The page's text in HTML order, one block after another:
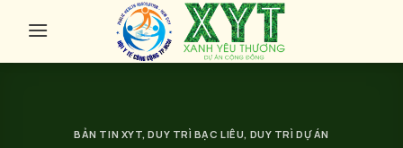
BẢN TIN XYT,DUY TRÌ BẠC LIÊU, DUY TRÌ DỰ ÁN